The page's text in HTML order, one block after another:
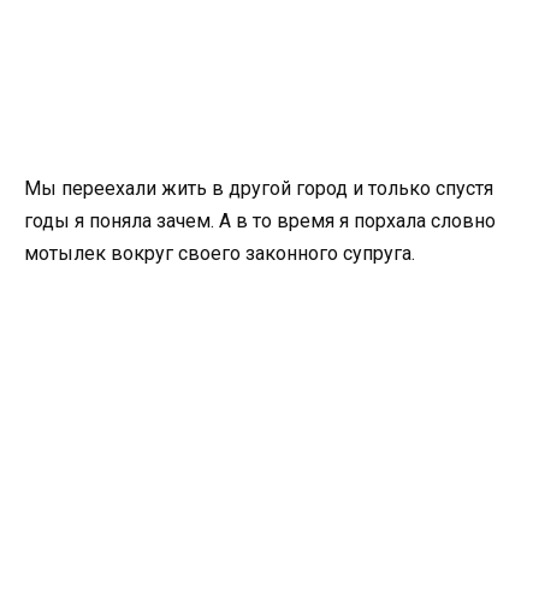
Мы переехали жить в другой город и только спустя
годы я поняла зачем. А в то время я порхала словно
мотылек вокруг своего законного супруга.